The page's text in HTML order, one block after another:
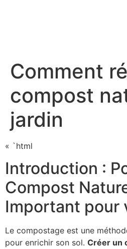
Comment
compost
jardin
« `html
Introduction :
Compost
Important pour
Le compostage est une
pour enrichir son sol. Créer un